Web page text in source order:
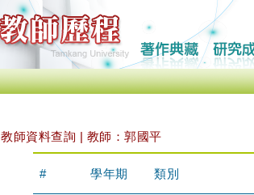
教師資料查詢 | 教師：郭國平
# 學年期 類別